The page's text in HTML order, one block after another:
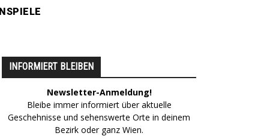
INFORMIERT BLEIBEN
Newsletter-Anmeldung!
Bleibe immer informiert über aktuelle
Geschehnisse und sehenswerte Orte in deinem
Bezirk oder ganz Wien.